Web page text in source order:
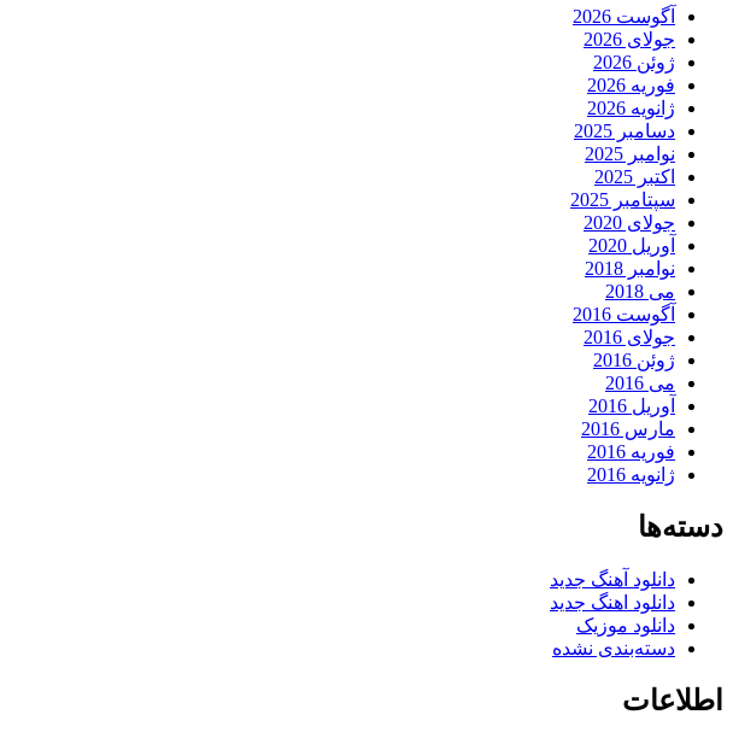
آگوست 2026
جولای 2026
ژوئن 2026
فوریه 2026
ژانویه 2026
دسامبر 2025
نوامبر 2025
اکتبر 2025
سپتامبر 2025
جولای 2020
آوریل 2020
نوامبر 2018
می 2018
آگوست 2016
جولای 2016
ژوئن 2016
می 2016
آوریل 2016
مارس 2016
فوریه 2016
ژانویه 2016
دسته‌ها
دانلود آهنگ جدید
دانلود اهنگ جدید
دانلود موزیک
دسته‌بندی نشده
اطلاعات